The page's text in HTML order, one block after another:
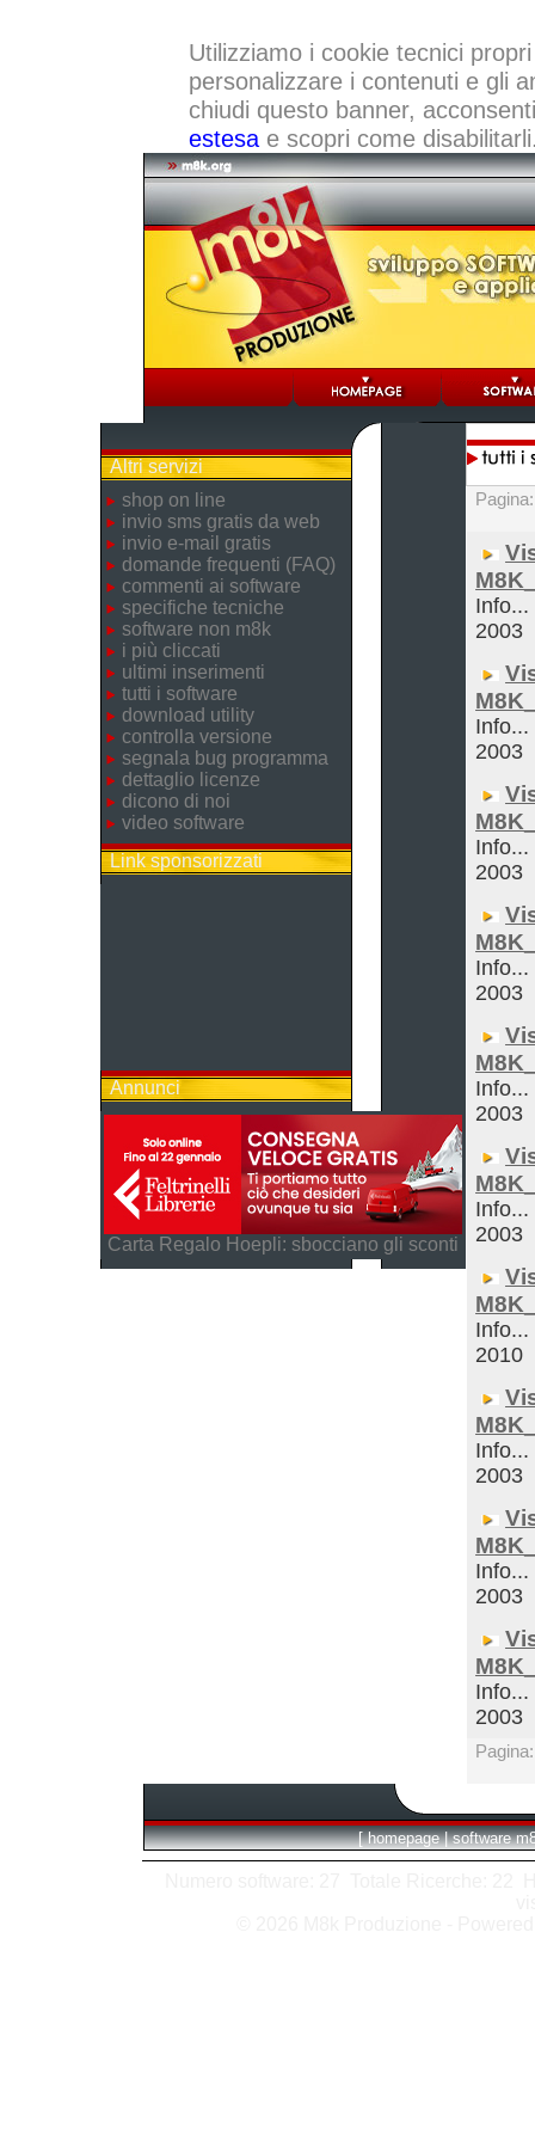
Utilizziamo i cookie tecnici
personalizzare i contenuti e gli
chiudi questo banner,
estesae scopri come
Altri servizi
shop on line
invio sms gratis da web
invio e-mail gratis
domande frequenti (FAQ)
commenti ai software
specifiche tecniche
software non m8k
i più cliccati
ultimi inserimenti
tutti i software
download utility
controlla versione
segnala bug programma
dettaglio licenze
dicono di noi
video software
Link sponsorizzati
Annunci
Carta Regalo Hoepli: sbocciano gli sconti
Info...
2003
Info...
2003
Info...
2003
Info...
2003
Info...
2003
Info...
2003
Info...
2010
Info...
2003
Info...
2003
Info...
2003
[ homepage | software